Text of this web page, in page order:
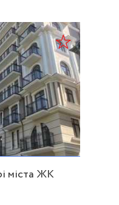
міста ЖК